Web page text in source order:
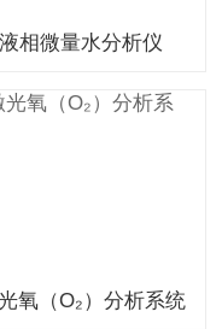
液相微量水分析仪
氧（O₂）分析系统